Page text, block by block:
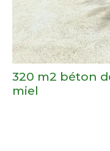
320 m2 béton
miel